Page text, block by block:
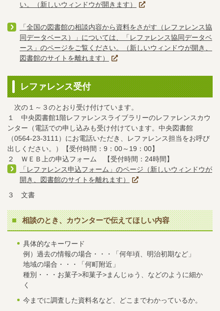
い。（新しいウィンドウが開きます）
「全国の図書館の相談内容から資料をさがす（レファレンス協
同データベース）」については、「レファレンス協同データベ
ース」のページをご覧ください。（新しいウィンドウが開き、
図書館のサイトを離れます）
レファレンス受付
次の１～３のとおり受け付けています。
１ 中央図書館1階レファレンスライブラリーのレファレンスカウ
ンター（電話での申し込みも受け付けています。中央図書館
（0564-23-3111）にお電話いただき、レファレンス担当をお呼び
出しください。）【受付時間：9：00～19：00】
２ ＷＥＢ上の申込フォーム 【受付時間：24時間】
「レファレンス申込フォーム」のページ（新しいウィンドウが
開き、図書館のサイトを離れます）
３ 文書
相談のとき、カウンターで伝えてほしい内容
具体的なキーワード
例）過去の情報の場合・・・「何年頃、明治初期など」
地域の場合・・・「何町附近」
種別・・・お菓子>和菓子>まんじゅう、などのように細か
く
今までに調査した資料名など、どこまでわかっているか。